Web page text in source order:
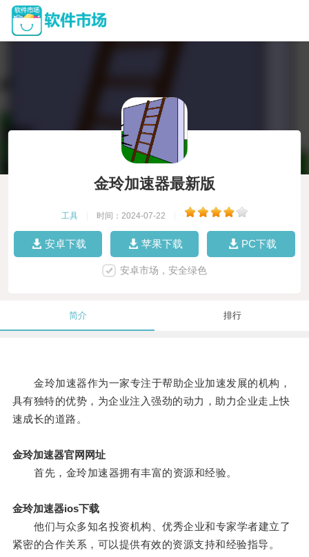
金玲加速器最新版
工具 时间：2024-07-22
安卓下载 苹果下载 PC下载
安卓市场，安全绿色
简介 排行
金玲加速器作为一家专注于帮助企业加速发展的机构，
具有独特的优势，为企业注入强劲的动力，助力企业走上快
速成长的道路。
金玲加速器官网网址
首先，金玲加速器拥有丰富的资源和经验。
金玲加速器ios下载
他们与众多知名投资机构、优秀企业和专家学者建立了
紧密的合作关系，可以提供有效的资源支持和经验指导。